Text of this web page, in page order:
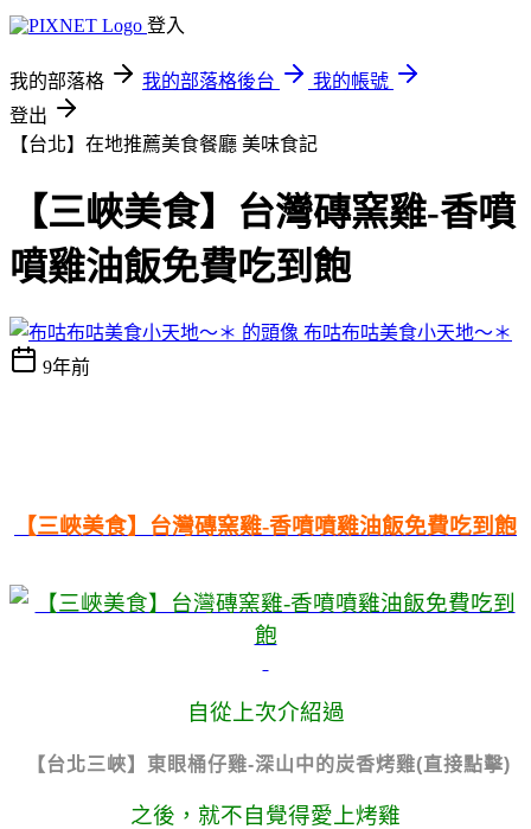
登入
我的部落格 我的部落格後台
我的帳號
登出
【台北】在地推薦美食餐廳 美味食記
【三峽美食】台灣磚窯雞-香噴
噴雞油飯免費吃到飽
布咕布咕美食小天地～＊
9年前
【三峽美食】台灣磚窯雞-香噴噴雞油飯免費吃到飽
自從上次介紹過
【台北三峽】東眼桶仔雞-深山中的炭香烤雞(直接點擊)
之後，就不自覺得愛上烤雞